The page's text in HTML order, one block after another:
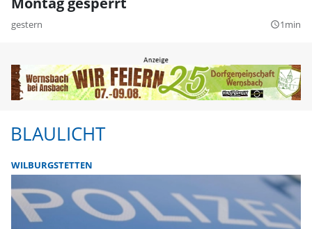
gestern query_builder1min
BLAULICHT
WILBURGSTETTEN